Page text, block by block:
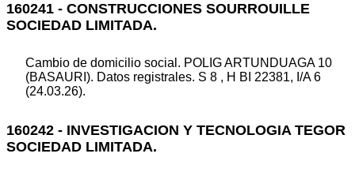
160241 - CONSTRUCCIONES SOURROUILLE
SOCIEDAD LIMITADA.
Cambio de domicilio social. POLIG ARTUNDUAGA 10
(BASAURI). Datos registrales. S 8 , H BI 22381, I/A 6
(24.03.26).
160242 - INVESTIGACION Y TECNOLOGIA TEGOR
SOCIEDAD LIMITADA.